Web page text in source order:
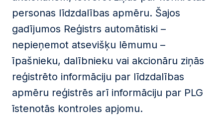
personas līdzdalības apmēru. Šajos
gadījumos Reģistrs automātiski –
nepieņemot atsevišķu lēmumu –
īpašnieku, dalībnieku vai akcionāru ziņās
reģistrēto informāciju par līdzdalības
apmēru reģistrēs arī informāciju par PLG
īstenotās kontroles apjomu.